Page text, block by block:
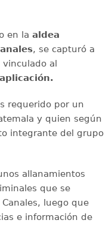
en la aldea
, se capturó a
al
requerido por un
y quien según
integrante del grupo
allanamientos
que se
luego que
e información de